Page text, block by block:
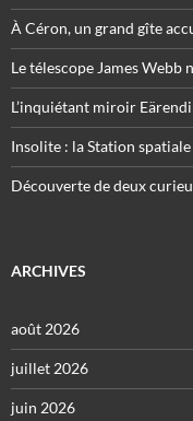
À Céron, un grand gîte
Le télescope James Webb
L’inquiétant miroir
Insolite : la Station
Découverte de deux
ARCHIVES
août 2026
juillet 2026
juin 2026